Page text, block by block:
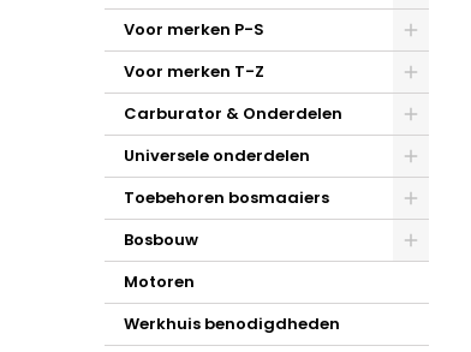
Voor merken P-S
Voor merken T-Z
Carburator & Onderdelen
Universele onderdelen
Toebehoren bosmaaiers
Bosbouw
Motoren
Werkhuis benodigdheden